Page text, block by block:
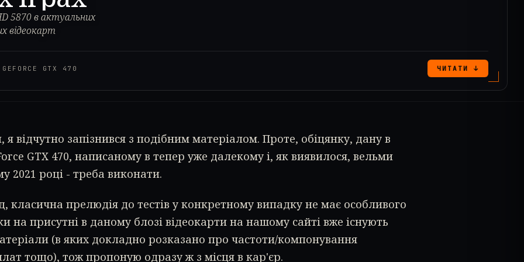
5870 в актуальних
відеокарт
GEFORCE GTX 470 ЧИТАТИ ↓
відчутно запізнився з подібним матеріалом. Проте, обіцянку, дану в
GTX 470, написаному в тепер уже далекому і, як виявилося, вельми
2021 році - треба виконати.
класична прелюдія до тестів у конкретному випадку не має особливого
на присутні в даному блозі відеокарти на нашому сайті вже існують
(в яких докладно розказано про частоти/компонування
тощо), тож пропоную одразу ж з місця в кар'єр.